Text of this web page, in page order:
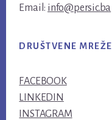
Email: info@persic.ba
DRUŠTVENE MREŽE
FACEBOOK
LINKEDIN
INSTAGRAM